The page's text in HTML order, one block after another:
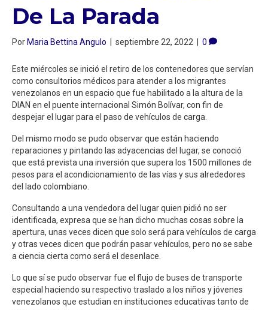
De La Parada
Por Maria Bettina Angulo septiembre 22, 2022 0
Este miércoles se inició el retiro de los contenedores que servían
como consultorios médicos para atender a los migrantes
venezolanos en un espacio que fue habilitado a la altura de la
DIAN en el puente internacional Simón Bolívar, con fin de
despejar el lugar para el paso de vehículos de carga.
Del mismo modo se pudo observar que están haciendo
reparaciones y pintando las adyacencias del lugar, se conoció
que está prevista una inversión que supera los 1500 millones de
pesos para el acondicionamiento de las vías y sus alrededores
del lado colombiano.
Consultando a una vendedora del lugar quien pidió no ser
identificada, expresa que se han dicho muchas cosas sobre la
apertura, unas veces dicen que solo será para vehículos de carga
y otras veces dicen que podrán pasar vehículos, pero no se sabe
a ciencia cierta como será el desenlace.
Lo que sí se pudo observar fue el flujo de buses de transporte
especial haciendo su respectivo traslado a los niños y jóvenes
venezolanos que estudian en instituciones educativas tanto de